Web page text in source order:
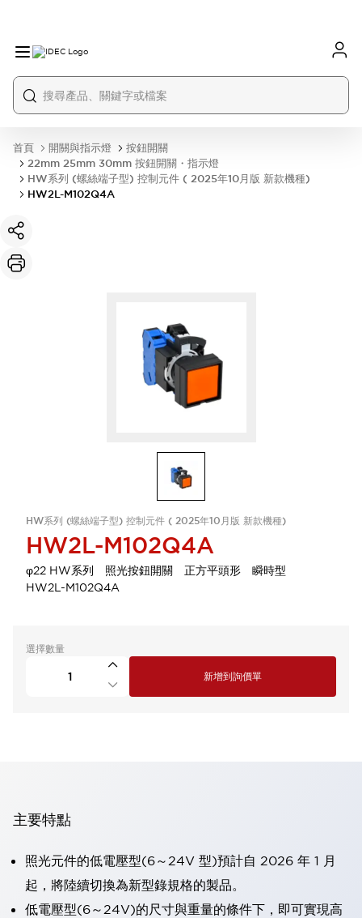
首頁 開關與指示燈
按鈕開關
22mm 25mm 30mm 按鈕開關・指示燈
HW系列 (螺絲端子型) 控制元件 ( 2025年10月版 新款機種)
HW2L-M102Q4A
HW系列 (螺絲端子型) 控制元件 ( 2025年10月版 新款機種)
HW2L-M102Q4A
φ22 HW系列 照光按鈕開關 正方平頭形 瞬時型
HW2L-M102Q4A
選擇數量
新增到詢價單
主要特點
照光元件的低電壓型(6～24V 型)預計自 2026 年 1 月
起，將陸續切換為新型錄規格的製品。
低電壓型(6～24V)的尺寸與重量的條件下，即可實現高